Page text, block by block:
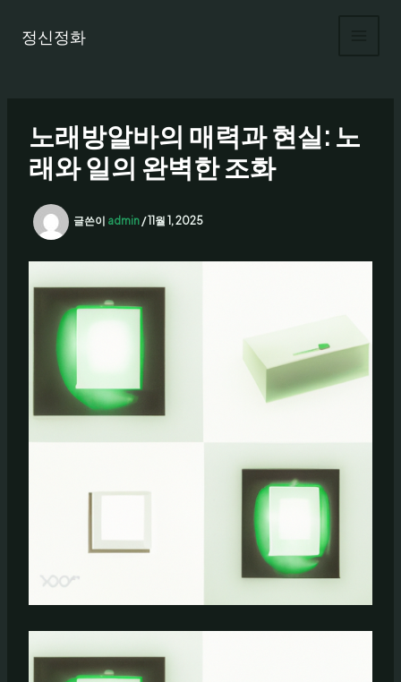
정신정화
노래방알바의 매력과 현실: 노
래와 일의 완벽한 조화
글쓴이 admin/11월 1, 2025